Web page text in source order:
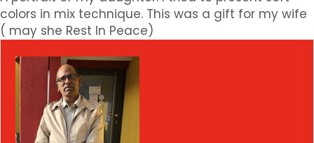
colors in mix technique. This was a gift for my wife
( may she Rest In Peace)